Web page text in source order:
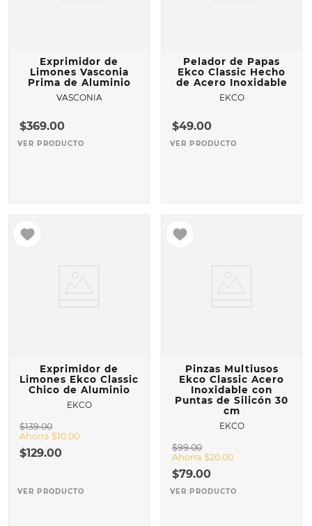
Exprimidor de
Limones Vasconia
Prima de Aluminio
VASCONIA
$369.00
VER PRODUCTO
Pelador de Papas
Ekco Classic Hecho
de Acero Inoxidable
EKCO
$49.00
VER PRODUCTO
Exprimidor de
Limones Ekco Classic
Chico de Aluminio
EKCO
$139.00
Ahorra $10.00
$129.00
VER PRODUCTO
Pinzas Multiusos
Ekco Classic Acero
Inoxidable con
Puntas de Silicón 30
cm
EKCO
$99.00
Ahorra $20.00
$79.00
VER PRODUCTO